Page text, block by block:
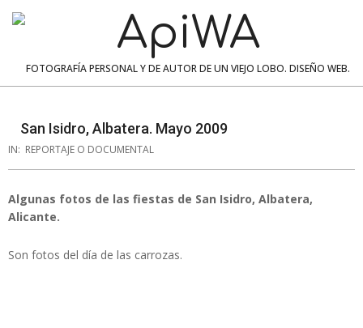
ApiWA
FOTOGRAFÍA PERSONAL Y DE AUTOR DE UN VIEJO LOBO. DISEÑO WEB.
San Isidro, Albatera. Mayo 2009
IN: REPORTAJE O DOCUMENTAL
Algunas fotos de las fiestas de San Isidro, Albatera,
Alicante.
Son fotos del día de las carrozas.